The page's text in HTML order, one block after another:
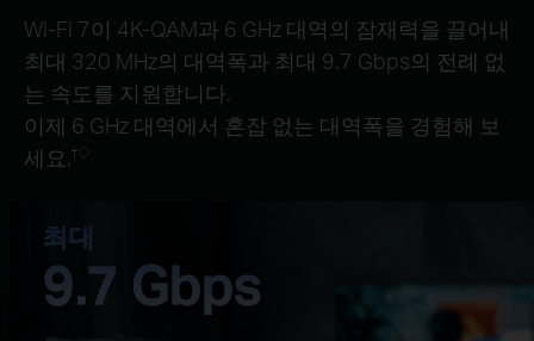
Wi-Fi 7이 4K-QAM과 6 GHz 대역의 잠재력을 끌어내
최대 320 MHz의 대역폭과 최대 9.7 Gbps의 전례 없
는 속도를 지원합니다.
이제 6 GHz 대역에서 혼잡 없는 대역폭을 경험해 보
세요.†
최대
9.7 Gbps